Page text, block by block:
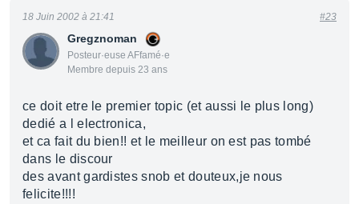
Gregznoman
Posteur·euse AFfamé·e
Membre depuis 23 ans
18 Juin 2002 à 21:41 #23
ce doit etre le premier topic (et aussi le plus long)
dedié a l electronica,
et ca fait du bien!! et le meilleur on est pas tombé
dans le discour
des avant gardistes snob et douteux,je nous
felicite!!!!